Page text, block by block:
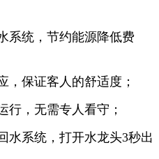
系统，节约能源降低费
，保证客人的舒适度；
行，无需专人看守；
水系统，打开水龙头3秒出